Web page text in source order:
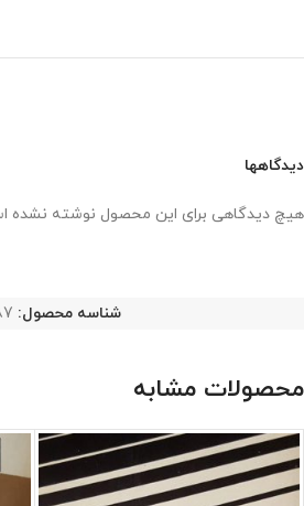
دیدگاهها
هیچ دیدگاهی برای این محصول نوشته نشده
شناسه محصول:
محصولات مشابه